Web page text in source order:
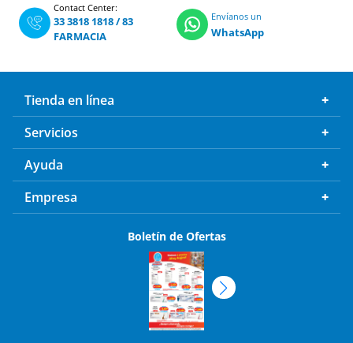
Contact Center:
33 3818 1818/83
FARMACIA
Envíanos un
WhatsApp
Tienda en línea
Servicios
Ayuda
Empresa
Boletín de Ofertas